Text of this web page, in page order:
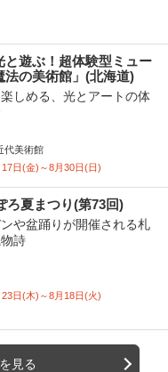
と遊ぶ！超体験型ミュー
の美術館」(北海道)
しめる、光とアートの体
代美術館
日(金)～8月30日(日)
ろ夏まつり(第73回)
や盆踊りが開催される札
詩
日(木)～8月18日(火)
見る